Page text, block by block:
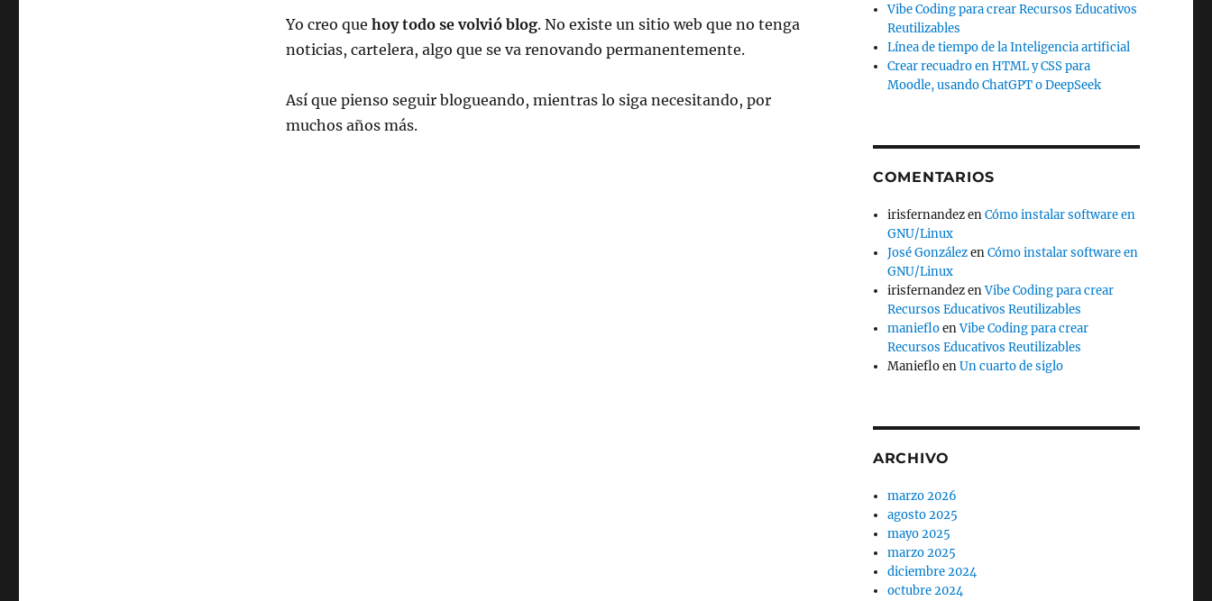
Yo creo que hoy todo se volvió blog. No existe un sitio web que no tenga
noticias, cartelera, algo que se va renovando permanentemente.
Así que pienso seguir blogueando, mientras lo siga necesitando, por
muchos años más.
Vibe Coding para crear Recursos Educativos
Reutilizables
Línea de tiempo de la Inteligencia artificial
Crear recuadro en HTML y CSS para
Moodle, usando ChatGPT o DeepSeek
COMENTARIOS
irisfernandezenCómo instalar software en
GNU/Linux
José GonzálezenCómo instalar software en
GNU/Linux
irisfernandezenVibe Coding para crear
Recursos Educativos Reutilizables
maniefloenVibe Coding para crear
Recursos Educativos Reutilizables
ManiefloenUn cuarto de siglo
ARCHIVO
marzo 2026
agosto 2025
mayo 2025
marzo 2025
diciembre 2024
octubre 2024